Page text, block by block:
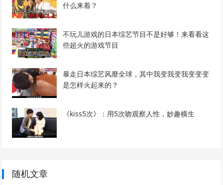
什么来着？
不玩儿游戏的日本综艺节目不是好够！来看看这
些超火的游戏节目
暴走日本综艺风靡全球，其中我变我变我变变变
是怎样火起来的？
《kiss5次》：用5次吻观察人性，妙趣横生
随机文章